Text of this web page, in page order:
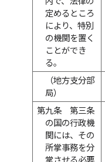
定めるところ
により、特別
の機関を置く
ことができ
る。
（地方支分部
局）
第九条
第三条
の国の行政機
関には、その
所掌事務を分
掌させる必要